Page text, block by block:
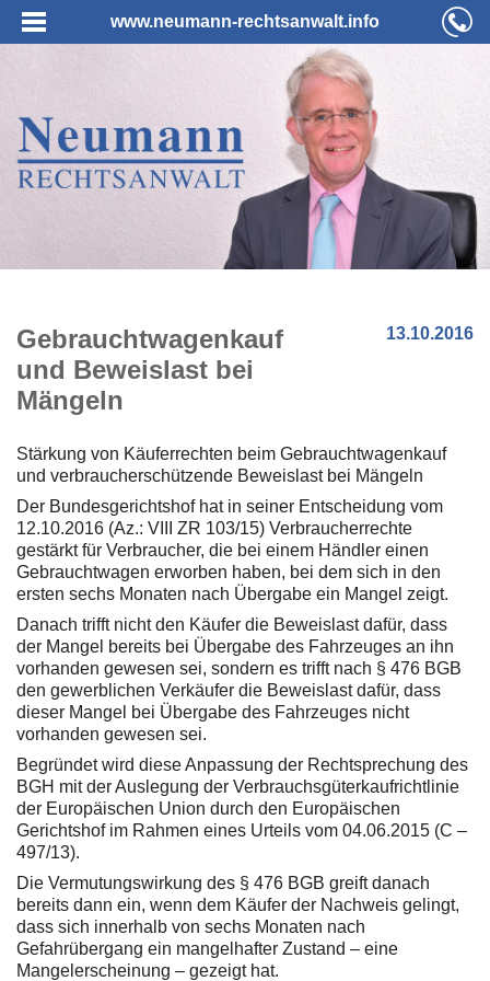
www.neumann-rechtsanwalt.info
13.10.2016
Gebrauchtwagenkauf
und Beweislast bei
Mängeln
Stärkung von Käuferrechten beim Gebrauchtwagenkauf
und verbraucherschützende Beweislast bei Mängeln
Der Bundesgerichtshof hat in seiner Entscheidung vom
12.10.2016 (Az.: VIII ZR 103/15) Verbraucherrechte
gestärkt für Verbraucher, die bei einem Händler einen
Gebrauchtwagen erworben haben, bei dem sich in den
ersten sechs Monaten nach Übergabe ein Mangel zeigt.
Danach trifft nicht den Käufer die Beweislast dafür, dass
der Mangel bereits bei Übergabe des Fahrzeuges an ihn
vorhanden gewesen sei, sondern es trifft nach § 476 BGB
den gewerblichen Verkäufer die Beweislast dafür, dass
dieser Mangel bei Übergabe des Fahrzeuges nicht
vorhanden gewesen sei.
Begründet wird diese Anpassung der Rechtsprechung des
BGH mit der Auslegung der Verbrauchsgüterkaufrichtlinie
der Europäischen Union durch den Europäischen
Gerichtshof im Rahmen eines Urteils vom 04.06.2015 (C –
497/13).
Die Vermutungswirkung des § 476 BGB greift danach
bereits dann ein, wenn dem Käufer der Nachweis gelingt,
dass sich innerhalb von sechs Monaten nach
Gefahrübergang ein mangelhafter Zustand – eine
Mangelerscheinung – gezeigt hat.